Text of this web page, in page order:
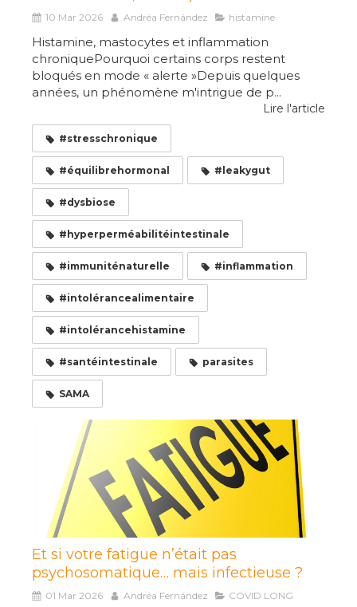
10 Mar 2026 Andréa Fernández histamine
Histamine, mastocytes et inflammation
chroniquePourquoi certains corps restent
bloqués en mode « alerte »Depuis quelques
années, un phénomène m'intrigue de p...
Lire l'article
#stresschronique
#équilibrehormonal #leakygut
#dysbiose
#hyperperméabilitéintestinale
#immuniténaturelle #inflammation
#intolérancealimentaire
#intolérancehistamine
#santéintestinale parasites
SAMA
Et si votre fatigue n’était pas
psychosomatique… mais infectieuse ?
01 Mar 2026 Andréa Fernández COVID LONG